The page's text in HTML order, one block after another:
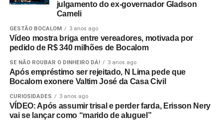
julgamento do ex-governador Gladson
Cameli
GESTÃO BOCALOM 3 anos ago
Vídeo mostra briga entre vereadores, motivada por
pedido de R$ 340 milhões de Bocalom
SE NÃO ROUBAR O DINHEIRO DÁ! 3 anos ago
Após empréstimo ser rejeitado, N Lima pede que
Bocalom exonere Valtim José da Casa Civil
CURIOSIDADES 3 anos ago
VÍDEO: Após assumir trisal e perder farda, Erisson Nery
vai se lançar como “marido de aluguel”